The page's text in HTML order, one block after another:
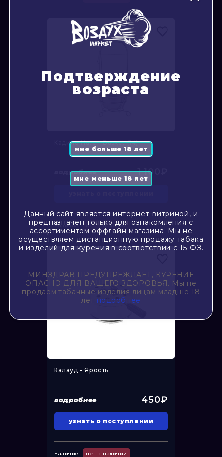
Кадило Hate - Basket (14)
подробнее 1 100₽
Наличие: нет в наличии
Калауд - Ярость
подробнее 450₽
узнать о поступлении
Наличие: нет в наличии
Подтверждение
возраста
Данный сайт является интернет-витриной, и
предназначен только для ознакомления с
ассортиментом оффлайн магазина. Мы не
осуществляем дистанционную продажу табака
и изделий для курения в соответствии с 15-ФЗ.
МИНЗДРАВ ПРЕДУПРЕЖДАЕТ, КУРЕНИЕ
ОПАСНО ДЛЯ ВАШЕГО ЗДОРОВЬЯ. Мы не
продаём табачные изделия лицам младше 18
лет подробнее